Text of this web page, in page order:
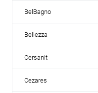
BelBagno
Bellezza
Cersanit
Cezares